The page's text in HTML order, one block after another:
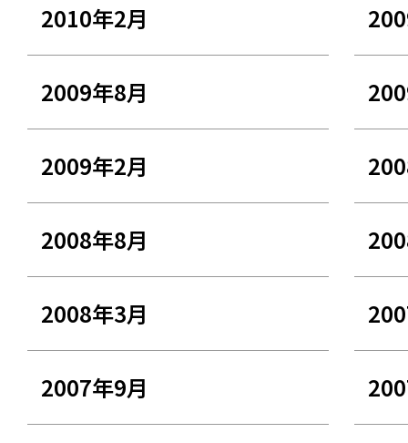
2010年2月
2009年8月
2009年2月
2008年8月
2008年3月
2007年9月